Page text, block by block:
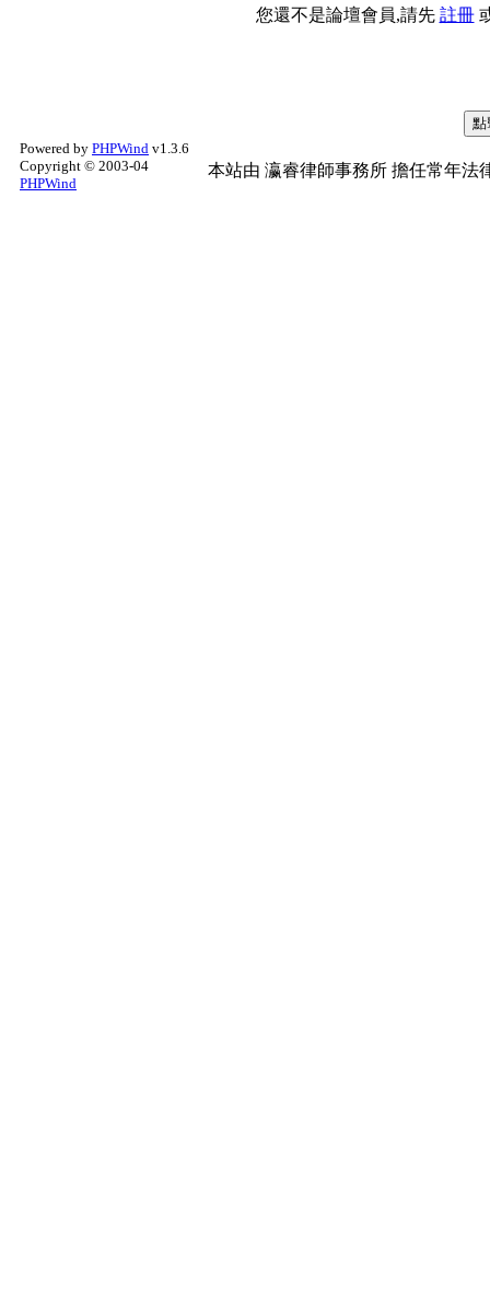
您還不是論壇會員,請先 註冊
Powered by PHPWind v1.3.6
Copyright © 2003-04
PHPWind
本站由 瀛睿律師事務所 擔任常年法